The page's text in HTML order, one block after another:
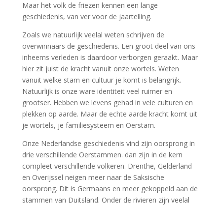
Maar het volk de friezen kennen een lange
geschiedenis, van ver voor de jaartelling.
Zoals we natuurlijk veelal weten schrijven de
overwinnaars de geschiedenis. Een groot deel van ons
inheems verleden is daardoor verborgen geraakt. Maar
hier zit juist de kracht vanuit onze wortels. Weten
vanuit welke stam en cultuur je komt is belangrijk.
Natuurlijk is onze ware identiteit veel ruimer en
grootser. Hebben we levens gehad in vele culturen en
plekken op aarde. Maar de echte aarde kracht komt uit
je wortels, je familiesysteem en Oerstam.
Onze Nederlandse geschiedenis vind zijn oorsprong in
drie verschillende Oerstammen. dan zijn in de kern
compleet verschillende volkeren. Drenthe, Gelderland
en Overijssel neigen meer naar de Saksische
oorsprong. Dit is Germaans en meer gekoppeld aan de
stammen van Duitsland. Onder de rivieren zijn veelal